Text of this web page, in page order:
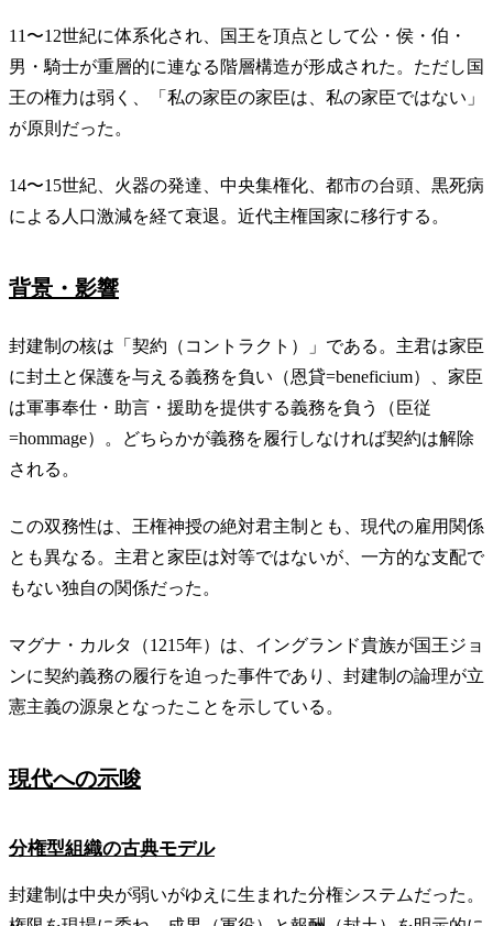
11〜12世紀に体系化され、国王を頂点として公・侯・伯・
男・騎士が重層的に連なる階層構造が形成された。ただし国
王の権力は弱く、「私の家臣の家臣は、私の家臣ではない」
が原則だった。
14〜15世紀、火器の発達、中央集権化、都市の台頭、黒死病
による人口激減を経て衰退。近代主権国家に移行する。
背景・影響
封建制の核は「契約（コントラクト）」である。主君は家臣
に封土と保護を与える義務を負い（恩貸=beneficium）、家臣
は軍事奉仕・助言・援助を提供する義務を負う（臣従
=hommage）。どちらかが義務を履行しなければ契約は解除
される。
この双務性は、王権神授の絶対君主制とも、現代の雇用関係
とも異なる。主君と家臣は対等ではないが、一方的な支配で
もない独自の関係だった。
マグナ・カルタ（1215年）は、イングランド貴族が国王ジョ
ンに契約義務の履行を迫った事件であり、封建制の論理が立
憲主義の源泉となったことを示している。
現代への示唆
分権型組織の古典モデル
封建制は中央が弱いがゆえに生まれた分権システムだった。